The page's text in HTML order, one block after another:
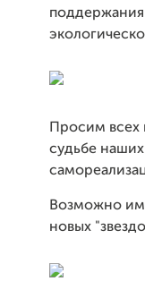
поддержания
Просим всех
судьбе
Возможно
новых